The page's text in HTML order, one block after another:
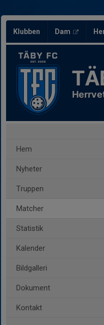
Klubben Dam
Hem
Nyheter
Truppen
Matcher
Statistik
Kalender
Bildgalleri
Dokument
Kontakt